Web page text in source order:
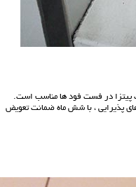
پیتزا در فست فود ها مناسب است.
پذیرایی ، با شش ماه ضمانت تعویض